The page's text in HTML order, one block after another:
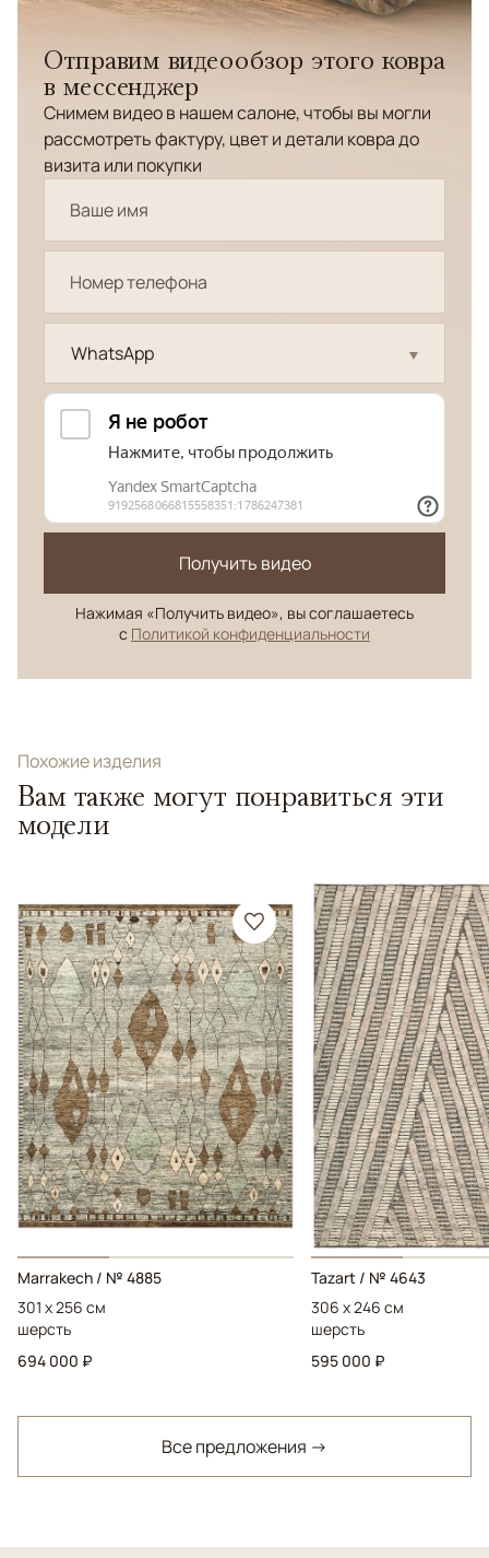
Отправим видеообзор этого ковра
в мессенджер
Снимем видео в нашем салоне, чтобы вы могли
рассмотреть фактуру, цвет и детали ковра до
визита или покупки
WhatsApp
Получить видео
Нажимая «Получить видео», вы соглашаетесь
с Политикой конфиденциальности
Похожие изделия
Вам также могут понравиться эти
модели
Marrakech / № 4885
301 x 256 см
шерсть
694 000 ₽
Tazart / № 4643
306 x 246 см
шерсть
595 000 ₽
Все предложения →